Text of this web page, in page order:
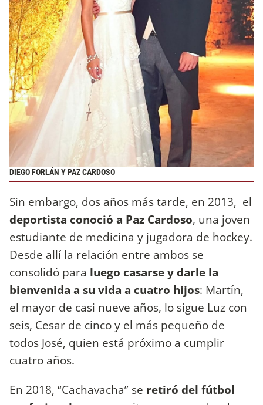
DIEGO FORLÁN Y PAZ CARDOSO
Sin embargo, dos años más tarde, en 2013, el
deportista conoció a Paz Cardoso, una joven
estudiante de medicina y jugadora de hockey.
Desde allí la relación entre ambos se
consolidó para luego casarse y darle la
bienvenida a su vida a cuatro hijos: Martín,
el mayor de casi nueve años, lo sigue Luz con
seis, Cesar de cinco y el más pequeño de
todos José, quien está próximo a cumplir
cuatro años.
En 2018, “Cachavacha” se retiró del fútbol